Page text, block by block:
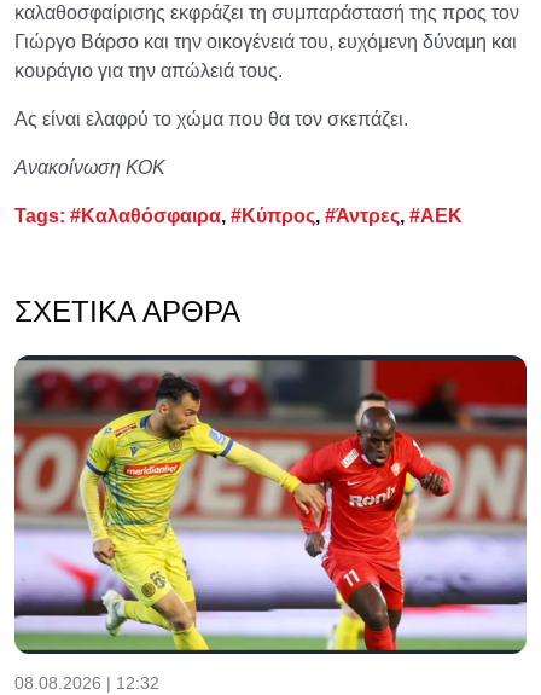
καλαθοσφαίρισης εκφράζει τη συμπαράστασή της προς τον
Γιώργο Βάρσο και την οικογένειά του, ευχόμενη δύναμη και
κουράγιο για την απώλειά τους.
Ας είναι ελαφρύ το χώμα που θα τον σκεπάζει.
Ανακοίνωση ΚΟΚ
Tags: #Καλαθόσφαιρα, #Κύπρος, #Άντρες, #ΑΕΚ
ΣΧΕΤΙΚΆ ΆΡΘΡΑ
08.08.2026 | 12:32